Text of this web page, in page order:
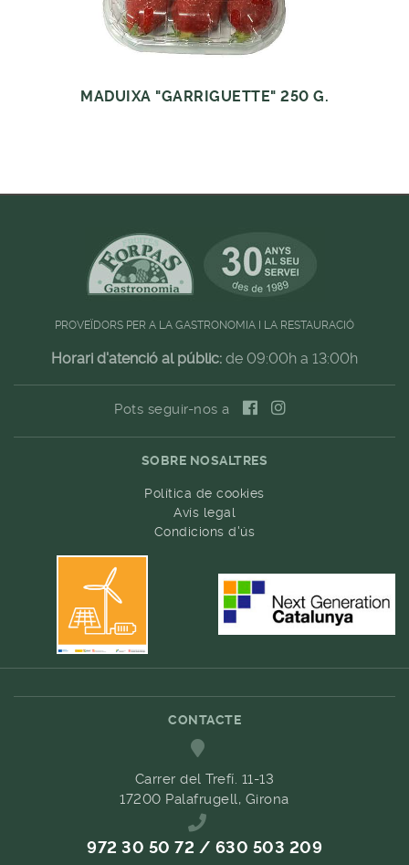
MADUIXA "GARRIGUETTE" 250 G.
PROVEÏDORS PER A LA GASTRONOMIA I LA RESTAURACIÓ
Horari d'atenció al públic: de 09:00h a 13:00h
Pots seguir-nos a
SOBRE NOSALTRES
Política de cookies
Avís legal
Condicions d'ús
CONTACTE
Carrer del Trefí. 11-13
17200 Palafrugell, Girona
972 30 50 72 / 630 503 209